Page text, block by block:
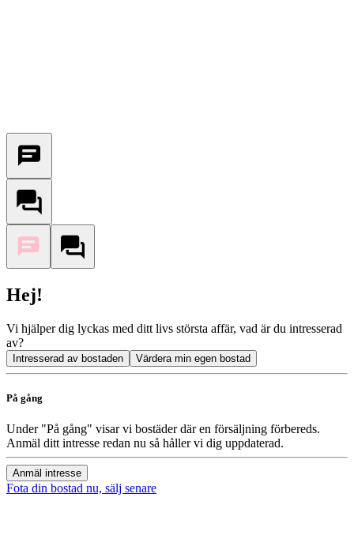
Hej!
Vi hjälper dig lyckas med ditt livs största affär, vad är du intresserad
av?
Intresserad av bostaden Värdera min egen bostad
På gång
Under "På gång" visar vi bostäder där en försäljning förbereds.
Anmäl ditt intresse redan nu så håller vi dig uppdaterad.
Anmäl intresse
Fota din bostad nu, sälj senare